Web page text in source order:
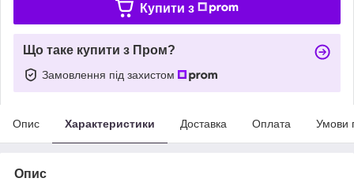
Купити з
Що таке купити з Пром?
Замовлення під захистом
Опис Характеристики Доставка Оплата Умови
Опис